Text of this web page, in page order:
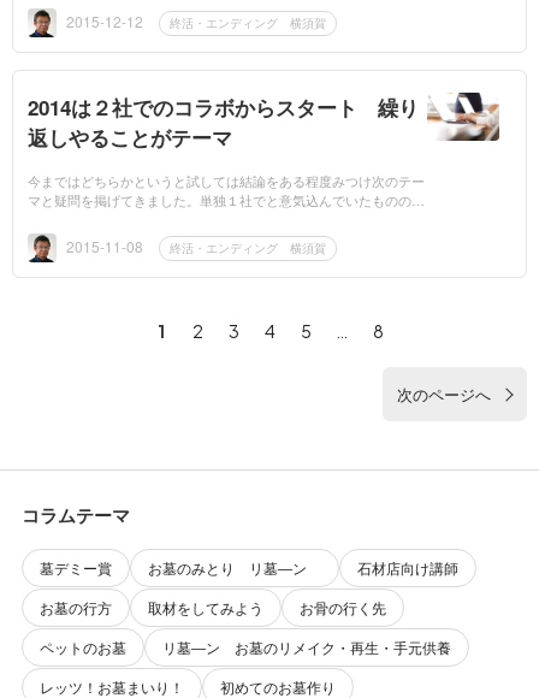
流...
2015-12-12 終活・エンディング 横須賀
2014は２社でのコラボからスタート 繰り
返しやることがテーマ
今まではどちらかというと試しては結論をある程度みつけ次のテー
マと疑問を掲げてきました。単独１社でと意気込んでいたものの、
かり合同で...2015-11-08 終活・エンディング 横須賀
1 2 3 4 5 8
次のページへ
コラムテーマ
墓デミー賞 お墓のみとり リ墓―ン
石材店向け講師
お墓の行方
取材をしてみよう
お骨の行く先
ペットのお墓
リ墓―ン お墓のリメイク・再生・手元供養
レッツ！お墓まいり！
初めてのお墓作り